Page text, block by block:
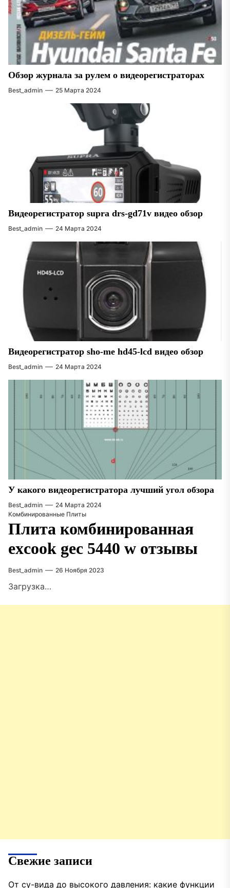
Обзор журнала за рулем о видеорегистраторах
Best_admin 25 Марта 2024
Видеорегистратор supra drs-gd71v видео обзор
Best_admin 24 Марта 2024
Видеорегистратор sho-me hd45-lcd видео обзор
Best_admin 24 Марта 2024
У какого видеорегистратора лучший угол обзора
Best_admin
24 Марта 2024
Комбинированные Плиты
Плита комбинированная
excook gec 5440 w отзывы
Best_admin 26 Ноября 2023
Загрузка…
Свежие записи
От су-вида до высокого давления: какие функции